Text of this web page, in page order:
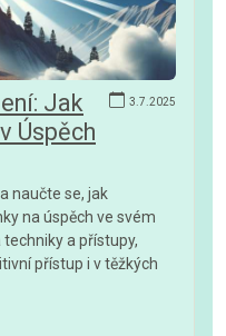
3.7.2025
Jak
Úspěch
naučte se, jak
na úspěch ve svém
a přístupy,
přístup i v těžkých